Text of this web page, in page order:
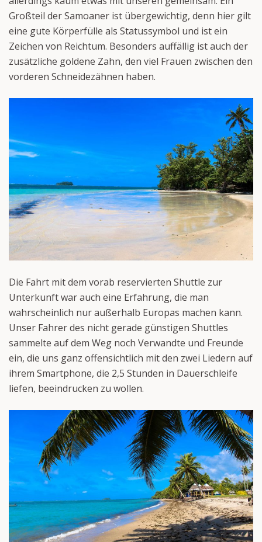
Großteil der Samoaner ist übergewichtig, denn hier gilt
eine gute Körperfülle als Statussymbol und ist ein
Zeichen von Reichtum. Besonders auffällig ist auch der
zusätzliche goldene Zahn, den viel Frauen zwischen den
vorderen Schneidezähnen haben.
Die Fahrt mit dem vorab reservierten Shuttle zur
Unterkunft war auch eine Erfahrung, die man
wahrscheinlich nur außerhalb Europas machen kann.
Unser Fahrer des nicht gerade günstigen Shuttles
sammelte auf dem Weg noch Verwandte und Freunde
ein, die uns ganz offensichtlich mit den zwei Liedern auf
ihrem Smartphone, die 2,5 Stunden in Dauerschleife
liefen, beeindrucken zu wollen.